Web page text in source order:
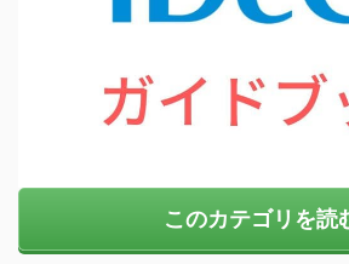
このカテゴリを読